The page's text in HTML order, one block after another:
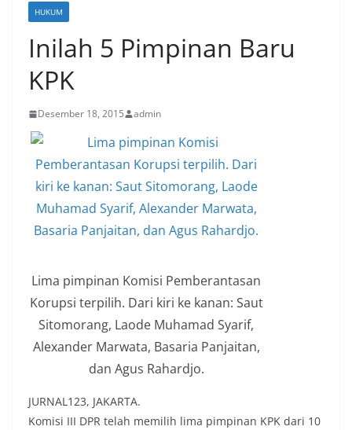
HUKUM
Inilah 5 Pimpinan Baru
KPK
Desember 18, 2015 admin
Lima pimpinan Komisi Pemberantasan
Korupsi terpilih. Dari kiri ke kanan: Saut
Sitomorang, Laode Muhamad Syarif,
Alexander Marwata, Basaria Panjaitan,
dan Agus Rahardjo.
JURNAL123, JAKARTA.
Komisi III DPR telah memilih lima pimpinan KPK dari 10